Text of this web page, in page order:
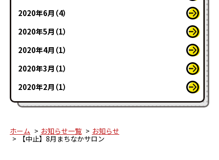
2020年6月（4）
2020年5月（1）
2020年4月（1）
2020年3月（1）
2020年2月（1）
ホーム お知らせ一覧
お知らせ
【中止】8月まちなかサロン